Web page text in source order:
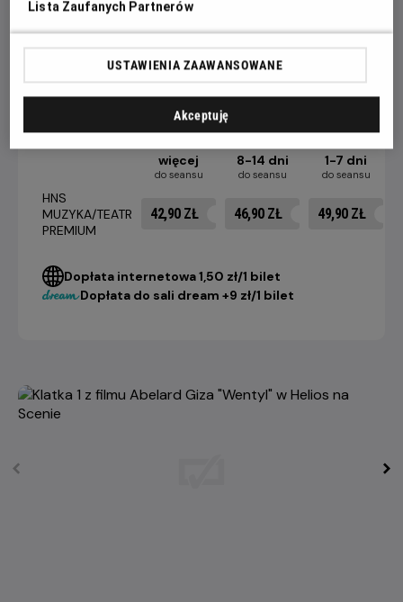
więcej
do seansu
8-14 dni
do seansu
1-7 dni
do seansu
HNS
MUZYKA/TEATR
PREMIUM
42,90 ZŁ 46,90 ZŁ 49,90 ZŁ
Dopłata internetowa 1,50 zł/1 bilet
Dopłata do sali dream +9 zł/1 bilet
Lista Zaufanych Partnerów
USTAWIENIA ZAAWANSOWANE
Akceptuję